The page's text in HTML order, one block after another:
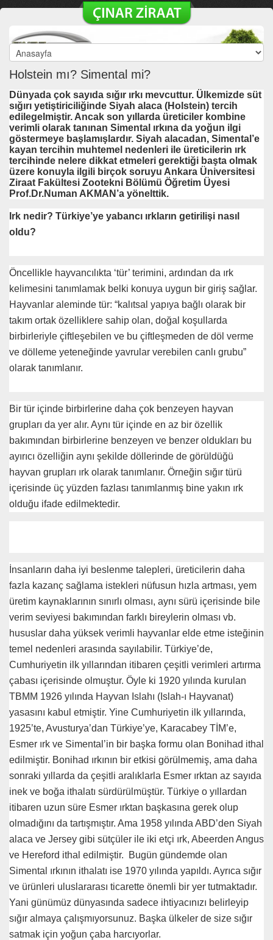
Holstein mı? Simental mi?
Dünyada çok sayıda sığır ırkı mevcuttur. Ülkemizde süt
sığırı yetiştiriciliğinde Siyah alaca (Holstein) tercih
edilegelmiştir. Ancak son yıllarda üreticiler kombine
verimli olarak tanınan Simental ırkına da yoğun ilgi
göstermeye başlamışlardır. Siyah alacadan, Simental’e
kayan tercihin muhtemel nedenleri ile üreticilerin ırk
tercihinde nelere dikkat etmeleri gerektiği başta olmak
üzere konuyla ilgili birçok soruyu Ankara Üniversitesi
Ziraat Fakültesi Zootekni Bölümü Öğretim Üyesi
Prof.Dr.Numan AKMAN’a yönelttik.
Irk nedir? Türkiye’ye yabancı ırkların getirilişi nasıl
oldu?
Öncellikle hayvancılıkta ‘tür’ terimini, ardından da ırk
kelimesini tanımlamak belki konuya uygun bir giriş sağlar.
Hayvanlar aleminde tür: “kalıtsal yapıya bağlı olarak bir
takım ortak özelliklere sahip olan, doğal koşullarda
birbirleriyle çiftleşebilen ve bu çiftleşmeden de döl verme
ve dölleme yeteneğinde yavrular verebilen canlı grubu”
olarak tanımlanır.
Bir tür içinde birbirlerine daha çok benzeyen hayvan
grupları da yer alır. Aynı tür içinde en az bir özellik
bakımından birbirlerine benzeyen ve benzer oldukları bu
ayırıcı özelliğin aynı şekilde döllerinde de görüldüğü
hayvan grupları ırk olarak tanımlanır. Örneğin sığır türü
içerisinde üç yüzden fazlası tanımlanmış bine yakın ırk
olduğu ifade edilmektedir.
İnsanların daha iyi beslenme talepleri, üreticilerin daha
fazla kazanç sağlama istekleri nüfusun hızla artması, yem
üretim kaynaklarının sınırlı olması, aynı sürü içerisinde bile
verim seviyesi bakımından farklı bireylerin olması vb.
hususlar daha yüksek verimli hayvanlar elde etme isteğinin
temel nedenleri arasında sayılabilir. Türkiye’de,
Cumhuriyetin ilk yıllarından itibaren çeşitli verimleri artırma
çabası içerisinde olmuştur. Öyle ki 1920 yılında kurulan
TBMM 1926 yılında Hayvan Islahı (Islah-ı Hayvanat)
yasasını kabul etmiştir. Yine Cumhuriyetin ilk yıllarında,
1925’te, Avusturya’dan Türkiye’ye, Karacabey TİM’e,
Esmer ırk ve Simental’in bir başka formu olan Bonihad ithal
edilmiştir. Bonihad ırkının bir etkisi görülmemiş, ama daha
sonraki yıllarda da çeşitli aralıklarla Esmer ırktan az sayıda
inek ve boğa ithalatı sürdürülmüştür. Türkiye o yıllardan
itibaren uzun süre Esmer ırktan başkasına gerek olup
olmadığını da tartışmıştır. Ama 1958 yılında ABD’den Siyah
alaca ve Jersey gibi sütçüler ile iki etçi ırk, Abeerden Angus
ve Hereford ithal edilmiştir. Bugün gündemde olan
Simental ırkının ithalatı ise 1970 yılında yapıldı. Ayrıca sığır
ve ürünleri uluslararası ticarette önemli bir yer tutmaktadır.
Yani günümüz dünyasında sadece ihtiyacınızı belirleyip
sığır almaya çalışmıyorsunuz. Başka ülkeler de size sığır
satmak için yoğun çaba harcıyorlar.